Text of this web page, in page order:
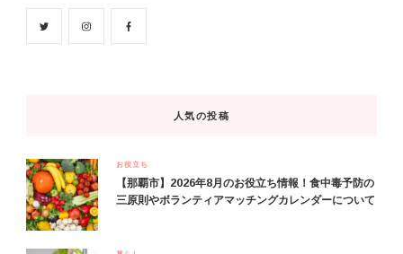
人気の投稿
お役立ち
【那覇市】2026年8月のお役立ち情報！食中毒予防の
三原則やボランティアマッチングカレンダーについて